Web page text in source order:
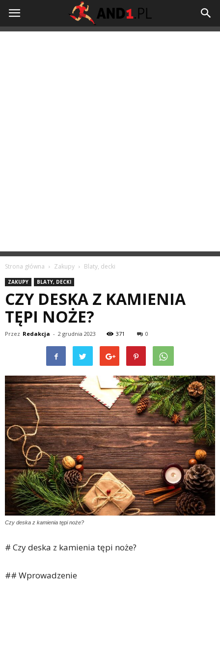
And1.pl
Strona główna Zakupy Blaty, decki
ZAKUPY BLATY, DECKI
CZY DESKA Z KAMIENIA
TĘPI NOŻE?
Przez Redakcja - 2 grudnia 2023 371 0
Czy deska z kamienia tępi noże?
# Czy deska z kamienia tępi noże?
## Wprowadzenie